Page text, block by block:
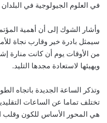
في العلوم الجيولوجية في البلدان
وأشار الشوك إلى أن أهمية
سيمثل بادرة خير وقارب نجاة
من الأوقات يوم أن كانت منارة
ويهيئها لاستعادة مجدها التليد.
وتذكر الساعة الجديدة باتجاه
تختلف تماما عن الساعات
هي المحور الأساس للكون وقلب